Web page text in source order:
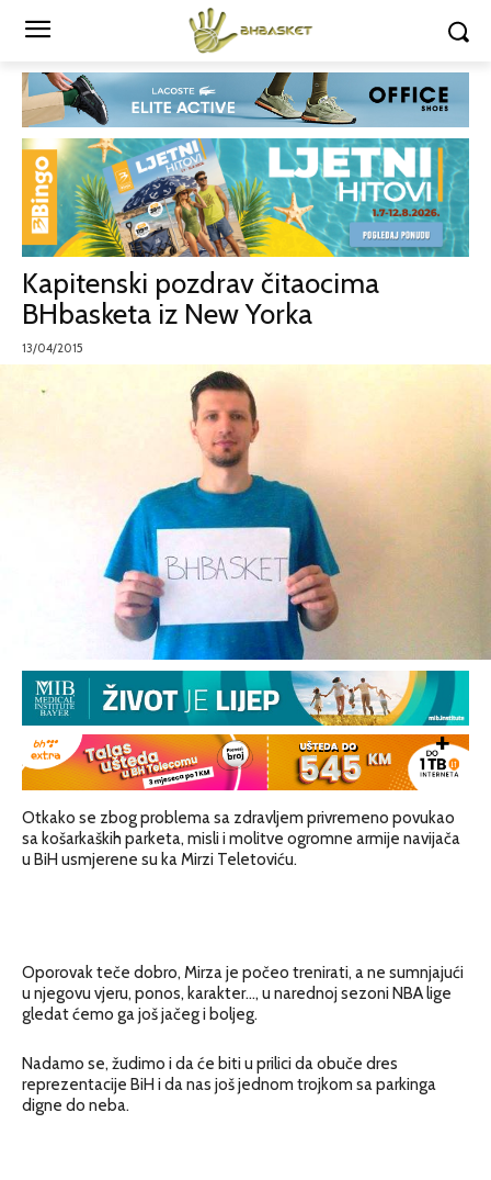
Kapitenski pozdrav čitaocima
BHbasketa iz New Yorka
13/04/2015
Otkako se zbog problema sa zdravljem privremeno povukao
sa košarkaških parketa, misli i molitve ogromne armije navijača
u BiH usmjerene su ka Mirzi Teletoviću.
Oporovak teče dobro, Mirza je počeo trenirati, a ne sumnjajući
u njegovu vjeru, ponos, karakter…, u narednoj sezoni NBA lige
gledat ćemo ga još jačeg i boljeg.
Nadamo se, žudimo i da će biti u prilici da obuče dres
reprezentacije BiH i da nas još jednom trojkom sa parkinga
digne do neba.